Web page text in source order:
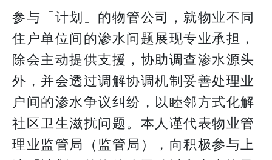
参与「计划」的物管公司，就物业不同
住户单位间的渗水问题展现专业承担，
除会主动提供支援，协助调查渗水源头
外，并会透过调解协调机制妥善处理业
户间的渗水争议纠纷，以睦邻方式化解
社区卫生滋扰问题。本人谨代表物业管
理业监管局（监管局），向积极参与上